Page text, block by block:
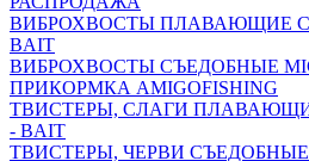
ВИБРОХВОСТЫ ПЛАВАЮЩИЕ
BAIT
ВИБРОХВОСТЫ СЪЕДОБНЫЕ
ПРИКОРМКА AMIGOFISHING
ТВИСТЕРЫ, СЛАГИ
- BAIT
ТВИСТЕРЫ, ЧЕРВИ СЪЕДОБНЫЕ